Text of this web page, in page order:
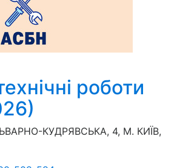
роботи
КУДРЯВСЬКА, 4, М. КИЇВ,